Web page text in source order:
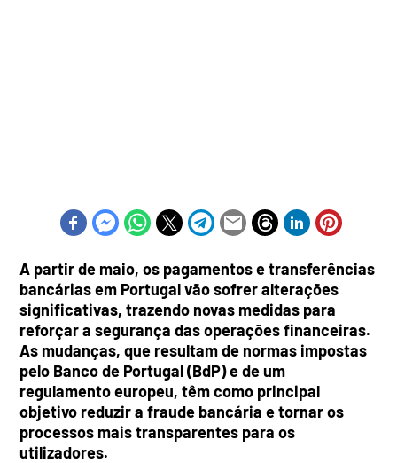
A partir de maio, os pagamentos e transferências
bancárias em Portugal vão sofrer alterações
significativas, trazendo novas medidas para
reforçar a segurança das operações financeiras.
As mudanças, que resultam de normas impostas
pelo Banco de Portugal (BdP) e de um
regulamento europeu, têm como principal
objetivo reduzir a fraude bancária e tornar os
processos mais transparentes para os
utilizadores.